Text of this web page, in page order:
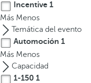
á
s
c
a
r
a
Incentive 1
Más Menos
Temática del evento
Automoción 1
Más Menos
Capacidad
1-150 1